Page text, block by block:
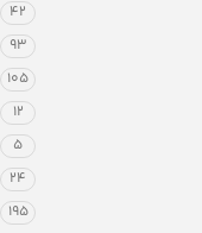
42
93
105
12
5
24
195